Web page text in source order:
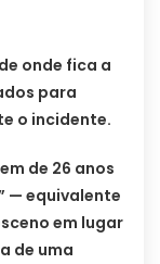
onde fica a
para
o incidente.
de 26 anos
— equivalente
em lugar
de uma